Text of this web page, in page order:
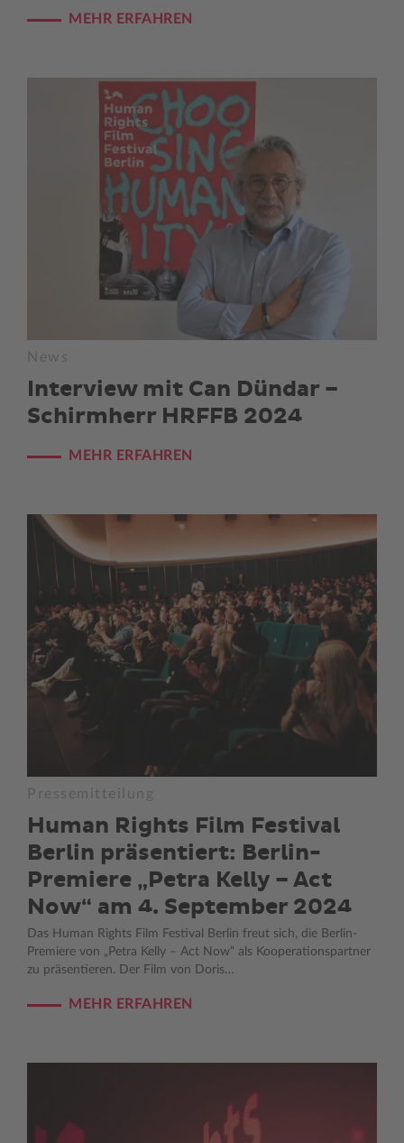
MEHR ERFAHREN
News
Interview mit Can Dündar –
Schirmherr HRFFB 2024
MEHR ERFAHREN
Pressemitteilung
Human Rights Film Festival
Berlin präsentiert: Berlin-
Premiere „Petra Kelly – Act
Now“ am 4. September 2024
Das Human Rights Film Festival Berlin freut sich, die Berlin-
Premiere von „Petra Kelly – Act Now“ als Kooperationspartner
zu präsentieren. Der Film von Doris…
MEHR ERFAHREN